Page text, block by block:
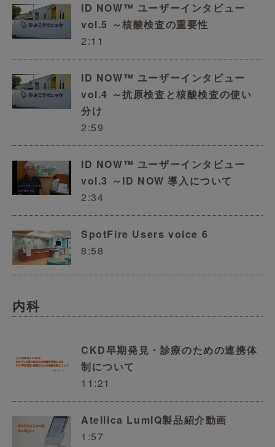
ID NOW™ ユーザーインタビュー
vol.5 ～核酸検査の重要性
2:11
ID NOW™ ユーザーインタビュー
vol.4 ～抗原検査と核酸検査の使い
分け
2:59
ID NOW™ ユーザーインタビュー
vol.3 ～ID NOW 導入について
2:34
SpotFire Users voice 6
8:58
内科
CKD早期発見・診療のための連携体
制について
11:21
Atellica LumIQ製品紹介動画
1:57